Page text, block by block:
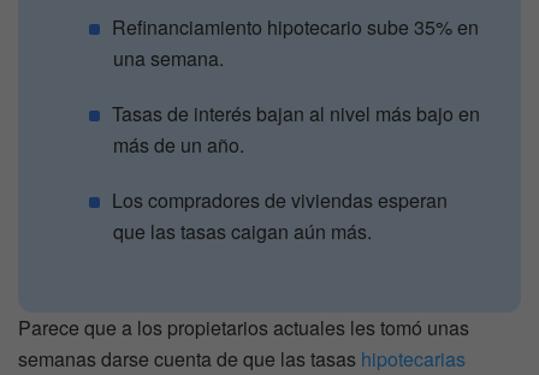
Refinanciamiento hipotecario sube 35% en
una semana.
Tasas de interés bajan al nivel más bajo en
más de un año.
Los compradores de viviendas esperan
que las tasas caigan aún más.
Parece que a los propietarios actuales les tomó unas
semanas darse cuenta de que las tasas hipotecarias